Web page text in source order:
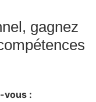
gagnez
vous :